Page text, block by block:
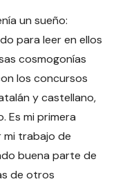
un sueño:
para leer en ellos
cosmogonías
los concursos
y castellano,
Es mi primera
mi trabajo de
buena parte de
de otros